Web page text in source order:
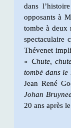
dans
opposants à
tombe à deux
spectaculaire
Thévenet
« Chute,
tombé dans
Jean René
Johan
20 ans après